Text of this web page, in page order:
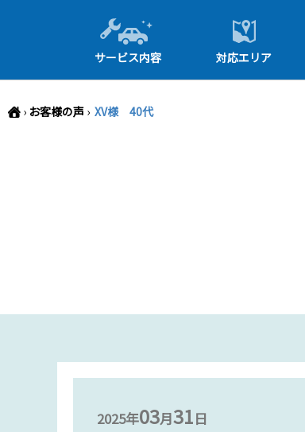
サービス内容 対応エリア
› お客様の声 › XV様 40代
2025年03月31日